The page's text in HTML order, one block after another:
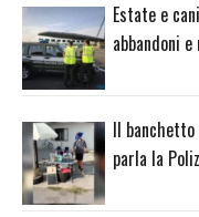
Estate e
abbandoni
Il
parla la